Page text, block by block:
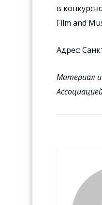
в
Film and
Адрес:
Материал